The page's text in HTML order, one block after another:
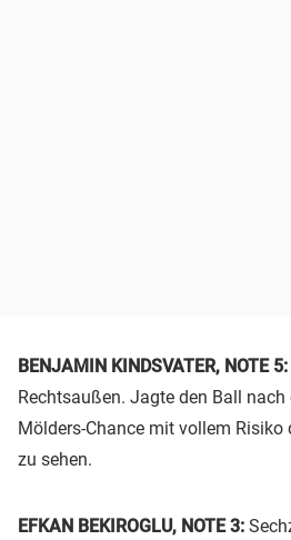
BENJAMIN KINDSVATER, NOTE 5:
Rechtsaußen. Jagte den Ball nach
Mölders-Chance mit vollem Risiko
zu sehen.
EFKAN BEKIROGLU, NOTE 3: